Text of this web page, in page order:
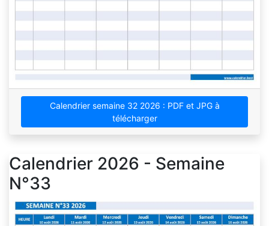
Calendrier semaine 32 2026 : PDF et JPG à
télécharger
Calendrier 2026 - Semaine
N°33